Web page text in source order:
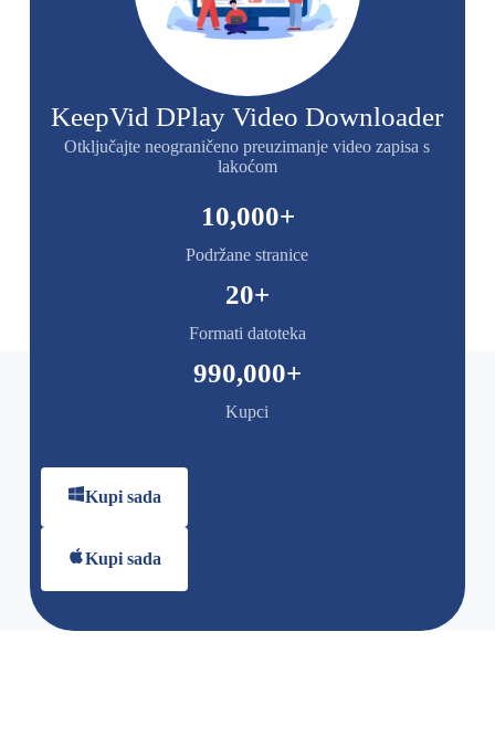
KeepVid DPlay Video Downloader
Otključajte neograničeno preuzimanje video zapisa s
lakoćom
Podržane stranice
10,000+
Formati datoteka
20+
Kupci
990,000+
Kupi sada
Kupi sada